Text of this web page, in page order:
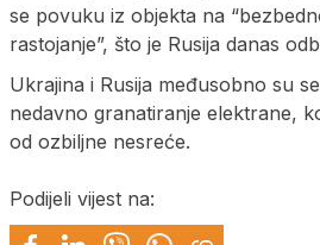
se povuku iz objekta na
rastojanje”, što je Rusija danas
Ukrajina i Rusija međusobno su
nedavno granatiranje elektrane,
od ozbiljne nesreće.
Podijeli vijest na: